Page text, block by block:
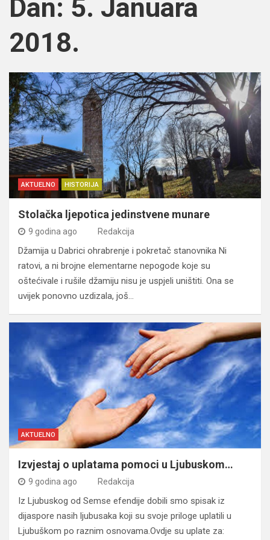
Dan: 5. Januara
2018.
AKTUELNO HISTORIJA
Stolačka ljepotica jedinstvene munare
9 godina ago Redakcija
Džamija u Dabrici ohrabrenje i pokretač stanovnika Ni
ratovi, a ni brojne elementarne nepogode koje su
oštećivale i rušile džamiju nisu je uspjeli uništiti. Ona se
uvijek ponovno uzdizala, još…
AKTUELNO
Izvjestaj o uplatama pomoci u Ljubuskom…
9 godina ago Redakcija
Iz Ljubuskog od Semse efendije dobili smo spisak iz
dijaspore nasih ljubusaka koji su svoje priloge uplatili u
Ljubuškom po raznim osnovama.Ovdje su uplate za: